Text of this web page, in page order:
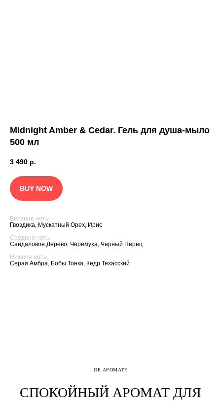
500 ml
Midnight Amber & Cedar. Гель для душа-мыло
500 мл
3 490 р.
BUY NOW
Верхние ноты
Гвоздика, Мускатный Орех, Ирис
Средние ноты
Сандаловое Дерево, Черёмуха, Чёрный Перец
Нижние ноты
Серая Амбра, Бобы Тонка, Кедр Техасский
ОБ АРОМАТЕ
СПОКОЙНЫЙ АРОМАТ ДЛЯ